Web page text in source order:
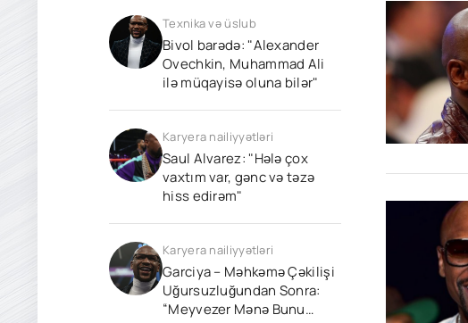
Texnika və üslub
Bivol barədə: "Alexander
Ovechkin, Muhammad Ali
ilə müqayisə oluna bilər"
Karyera nailiyyətləri
Saul Alvarez: "Hələ çox
vaxtım var, gənc və təzə
hiss edirəm"
Karyera nailiyyətləri
Garciya – Məhkəmə Çəkilişi
Uğursuzluğundan Sonra:
“Meyvezer Mənə Bunu